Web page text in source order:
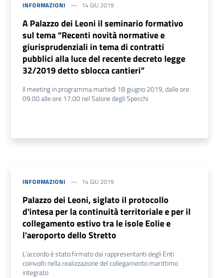
INFORMAZIONI 14 GIU 2019
A Palazzo dei Leoni il seminario formativo
sul tema “Recenti novità normative e
giurisprudenziali in tema di contratti
pubblici alla luce del recente decreto legge
32/2019 detto sblocca cantieri”
Il meeting in programma martedì 18 giugno 2019, dalle ore
09.00 alle ore 17.00 nel Salone degli Specchi
INFORMAZIONI 14 GIU 2019
Palazzo dei Leoni, siglato il protocollo
d'intesa per la continuità territoriale e per il
collegamento estivo tra le isole Eolie e
l'aeroporto dello Stretto
L'accordo è stato firmato dai rappresentanti degli Enti
coinvolti nella realizzazione del collegamento marittimo
integrato